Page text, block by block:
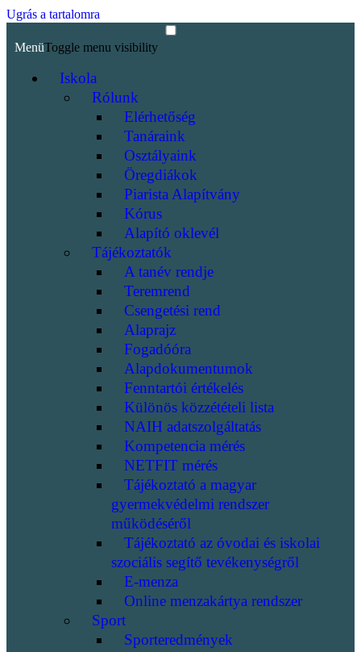
Ugrás a tartalomra
MenüToggle menu visibility
Iskola
Rólunk
Elérhetőség
Tanáraink
Osztályaink
Öregdiákok
Piarista Alapítvány
Kórus
Alapító oklevél
Tájékoztatók
A tanév rendje
Teremrend
Csengetési rend
Alaprajz
Fogadóóra
Alapdokumentumok
Fenntartói értékelés
Különös közzétételi lista
NAIH adatszolgáltatás
Kompetencia mérés
NETFIT mérés
Tájékoztató a magyar
gyermekvédelmi rendszer
működéséről
Tájékoztató az óvodai és iskolai
szociális segítő tevékenységről
E-menza
Online menzakártya rendszer
Sport
Sporteredmények